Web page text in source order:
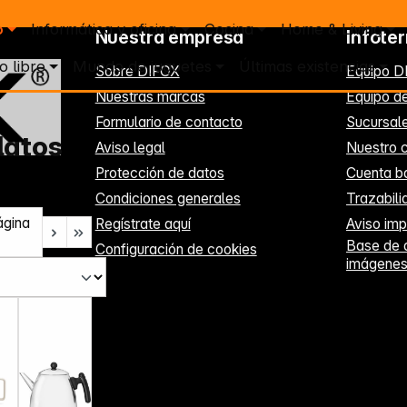
Informática y oficina Cocina Home & Living
libre Mundo de juguetes Últimas existencias
Nuestra empresa
Sobre DIFOX
Nuestras marcas
Formulario de contacto
Aviso legal
Protección de datos
Condiciones generales
Regístrate aquí
Configuración de cookies
Equipo
Equipo
Nuestro
Cuenta
Aviso
Base de
imágenes